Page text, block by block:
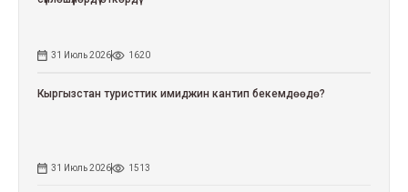
31 Июль 2026 1620
Кыргызстан туристтик имиджин кантип бекемдөөдө?
31 Июль 2026 1513